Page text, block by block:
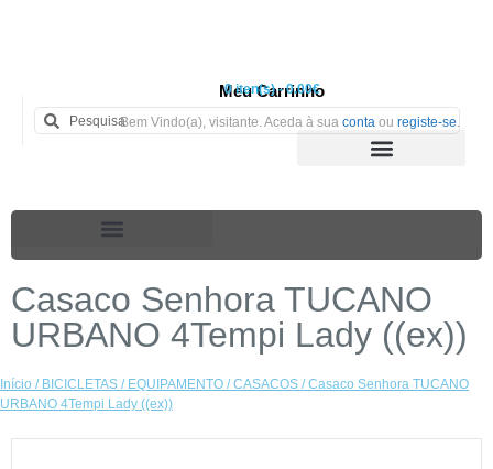
Meu Carrinho
0 iten(s) - 0.00€
Bem Vindo(a), visitante. Aceda à sua conta ou registe-se.
Casaco Senhora TUCANO
URBANO 4Tempi Lady ((ex))
Início / BICICLETAS / EQUIPAMENTO /CASACOS / Casaco Senhora TUCANO
URBANO 4Tempi Lady ((ex))